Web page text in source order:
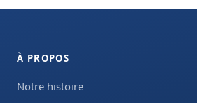
À PROPOS
Notre histoire